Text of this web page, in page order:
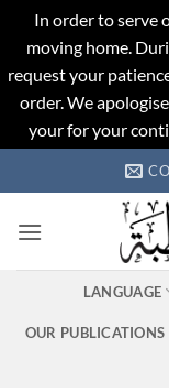
In order to serve
moving home.
request your
order. We
your for your
to
LANGUAGE
OUR PUBLICATIONS